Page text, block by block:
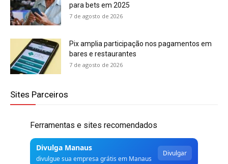
para bets em 2025
7 de agosto de 2026
Pix amplia participação nos pagamentos em
bares e restaurantes
7 de agosto de 2026
Sites Parceiros
Ferramentas e sites recomendados
Divulga Manaus
divulgue sua empresa grátis em Manaus
Divulgar